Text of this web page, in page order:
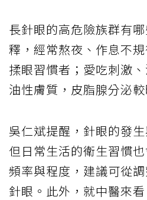
長針眼的高危險族群有
釋，經常熬夜、作息不
揉眼習慣者；愛吃刺激
油性膚質，皮脂腺分泌較
吳仁斌提醒，針眼的發
但日常生活的衛生習慣
頻率與程度，建議可從
針眼。此外，就中醫來